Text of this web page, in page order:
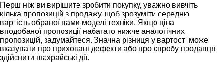
Перш ніж ви вирішите зробити покупку, уважно вивчіть
кілька пропозицій з продажу, щоб зрозуміти середню
вартість обраної вами моделі техніки. Якщо ціна
вподобаної пропозиції набагато нижче аналогічних
пропозицій, задумайтеся. Значна різниця у вартості може
вказувати про приховані дефекти або про спробу продавця
здійснити шахрайські дії.